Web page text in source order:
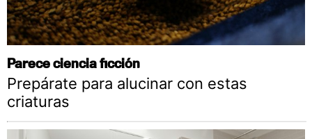
Parece ciencia ficción
Prepárate para alucinar con estas
criaturas